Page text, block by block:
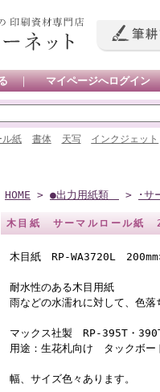
｜ マイページへログイン
ル紙 書体 天写 インクジェット
HOME > ●出力用紙類 > ･サ
木目紙 サーマルロール紙
木目紙 RP-WA3720L
耐水性のある木目用紙
雨などの水濡れに対して、色
マックス社製 RP-395T・
用途：生花札向け タックボ
幅、サイズ色々あります。